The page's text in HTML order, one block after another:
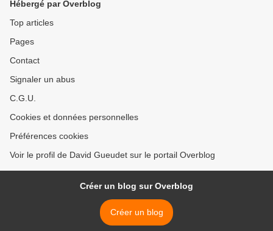
Hébergé par Overblog
Top articles
Pages
Contact
Signaler un abus
C.G.U.
Cookies et données personnelles
Préférences cookies
Voir le profil de David Gueudet sur le portail Overblog
Créer un blog sur Overblog
Créer un blog